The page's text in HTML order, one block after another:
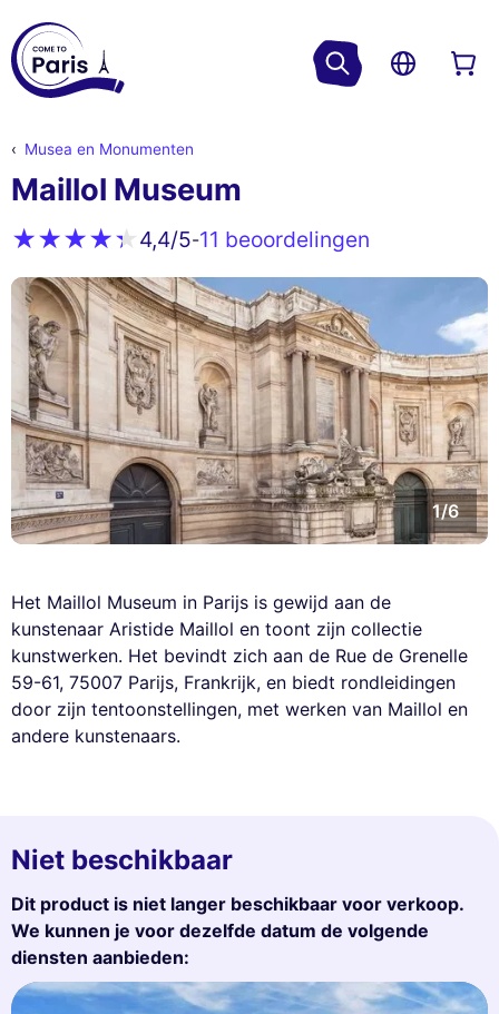
Musea en Monumenten
Maillol Museum
4,4/5-11 beoordelingen
1/6
Het Maillol Museum in Parijs is gewijd aan de
kunstenaar Aristide Maillol en toont zijn collectie
kunstwerken. Het bevindt zich aan de Rue de Grenelle
59-61, 75007 Parijs, Frankrijk, en biedt rondleidingen
door zijn tentoonstellingen, met werken van Maillol en
andere kunstenaars.
Niet beschikbaar
Dit product is niet langer beschikbaar voor verkoop.
We kunnen je voor dezelfde datum de volgende
diensten aanbieden: